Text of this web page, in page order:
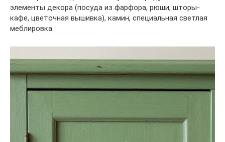
элементы декора (посуда из фарфора, рюши, шторы-
кафе, цветочная вышивка), камин, специальная светлая
меблировка.